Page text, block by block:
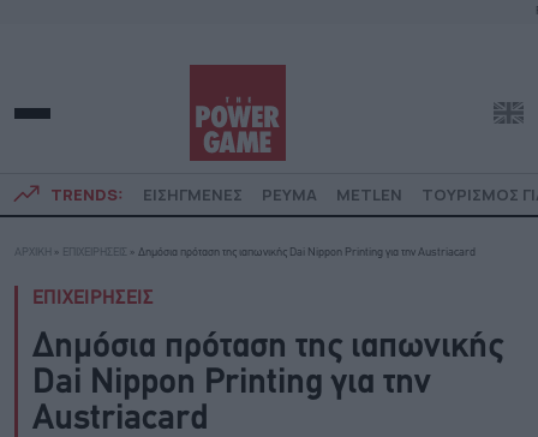
TRENDS: ΕΙΣΗΓΜΕΝΕΣ ΡΕΥΜΑ METLEN ΤΟΥΡΙΣΜΟΣ
ΑΡΧΙΚΗ » ΕΠΙΧΕΙΡΗΣΕΙΣ » Δημόσια πρόταση της ιαπωνικής Dai Nippon Printing για την Austriacard
ΕΠΙΧΕΙΡΗΣΕΙΣ
Δημόσια πρόταση της ιαπωνικής
Dai Nippon Printing για την
Austriacard